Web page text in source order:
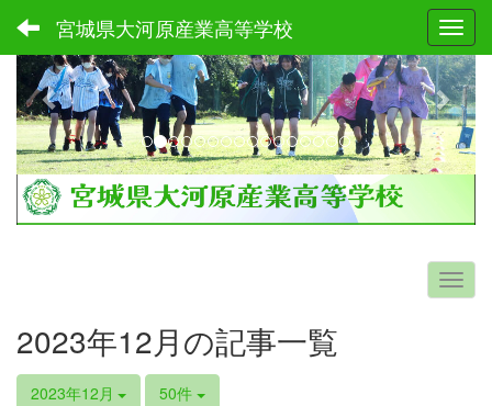
宮城県大河原産業高等学校
p
r
e
v
i
o
u
n
e
x
t
2023年12月の記事一覧
2023年12月 50件